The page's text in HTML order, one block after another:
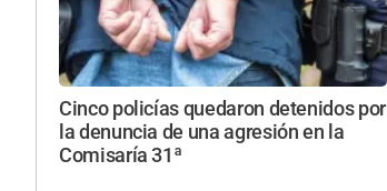
Cinco policías quedaron detenidos por
la denuncia de una agresión en la
Comisaría 31ª